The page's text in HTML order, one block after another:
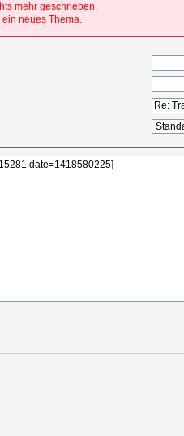
mehr geschrieben.
neues Thema.